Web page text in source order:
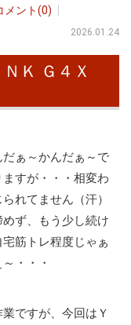
メント(0)
2026.01.24
Ｋ Ｇ４Ｘ
ぁ～かんだぁ～で
すが・・・相変わ
れてません（汗）
ず、もう少し続け
筋トレ程度じゃぁ
・・・
ですが、今回はＹ